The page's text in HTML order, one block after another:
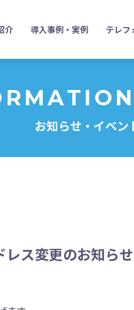
介 導入事例・実例 テレフ
お知らせ・イベン
レス変更のお知らせ